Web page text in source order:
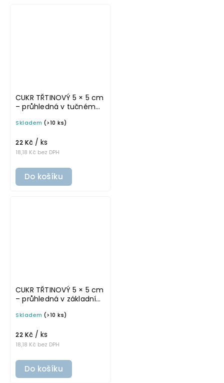
CUKR TŘTINOVÝ 5 × 5 cm
– průhledná v tučném
samolepka na
Skladem (>10 ks)
18,18 Kč bez DPH
22 Kč / ks
Do košíku
CUKR TŘTINOVÝ 5 × 5 cm
– průhledná v základním
samolepka na
Skladem (>10 ks)
18,18 Kč bez DPH
22 Kč / ks
Do košíku